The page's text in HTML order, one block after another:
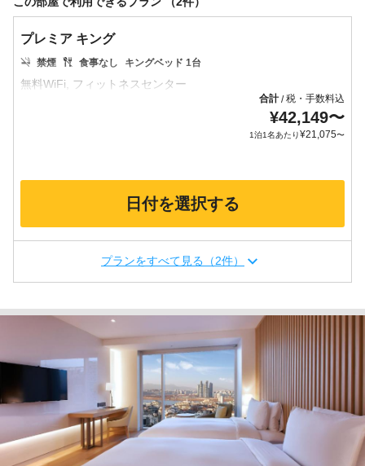
プレミア キング
禁煙 食事なし キングベッド 1台
合計/税・手数料込
¥42,149〜
1泊1名あたり¥21,075〜
日付を選択する
プランをすべて見る（2件）